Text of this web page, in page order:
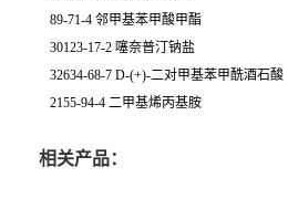
89-71-4 邻甲基苯甲酸甲酯
30123-17-2 噻奈普汀钠盐
32634-68-7 D-(+)-二对甲基苯甲酰酒石酸
2155-94-4 二甲基烯丙基胺
相关产品：